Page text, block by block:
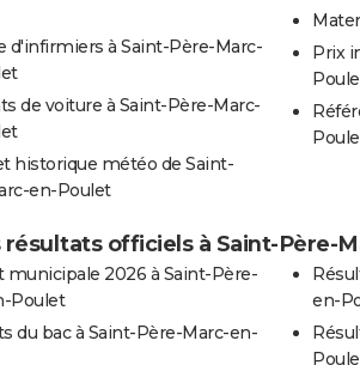
d'infirmiers à Saint-Père-Marc-
de voiture à Saint-Père-Marc-
historique météo de Saint-
en-Poulet
Prix
résultats officiels à Saint-Père-
municipale 2026 à Saint-Père-
Poulet
du bac à Saint-Père-Marc-en-
en-